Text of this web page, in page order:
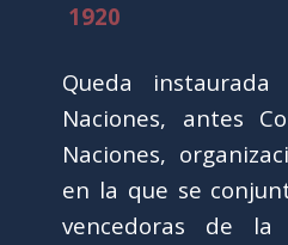
1920
Queda
Naciones, antes
Naciones,
en la que se
vencedoras de la